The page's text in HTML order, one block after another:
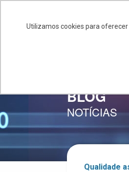
Utilizamos cookies para
BLOG
NOTÍCIAS
Qualidade